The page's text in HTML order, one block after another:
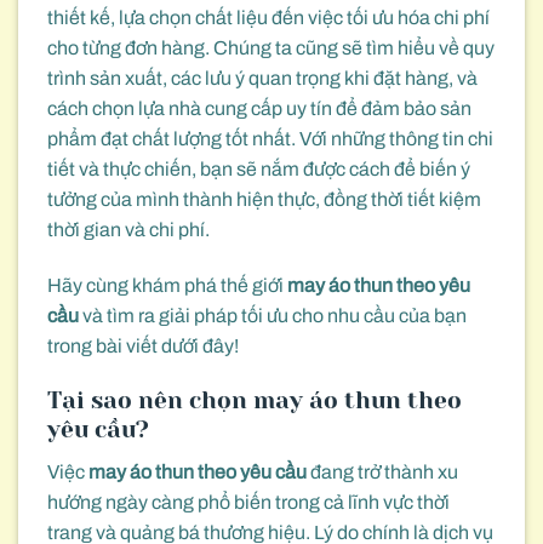
thiết kế, lựa chọn chất liệu đến việc tối ưu hóa chi phí
cho từng đơn hàng. Chúng ta cũng sẽ tìm hiểu về quy
trình sản xuất, các lưu ý quan trọng khi đặt hàng, và
cách chọn lựa nhà cung cấp uy tín để đảm bảo sản
phẩm đạt chất lượng tốt nhất. Với những thông tin chi
tiết và thực chiến, bạn sẽ nắm được cách để biến ý
tưởng của mình thành hiện thực, đồng thời tiết kiệm
thời gian và chi phí.
Hãy cùng khám phá thế giới may áo thun theo yêu
cầuvà tìm ra giải pháp tối ưu cho nhu cầu của bạn
trong bài viết dưới đây!
Tại sao nên chọn may áo thun theo
yêu cầu?
Việc may áo thun theo yêu cầuđang trở thành xu
hướng ngày càng phổ biến trong cả lĩnh vực thời
trang và quảng bá thương hiệu. Lý do chính là dịch vụ